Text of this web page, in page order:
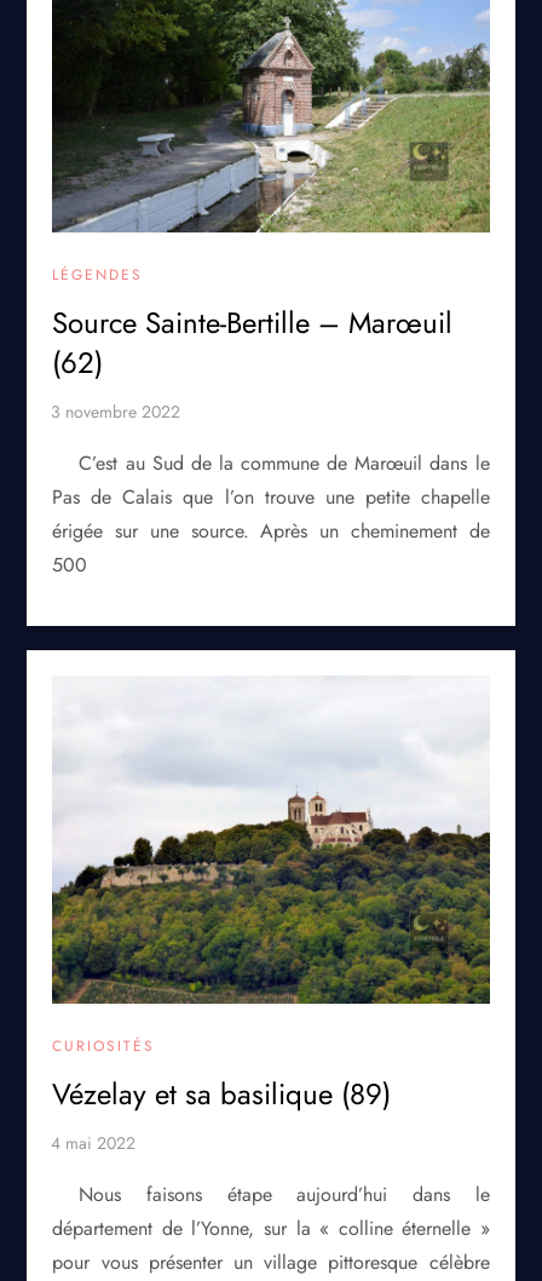
LÉGENDES
Source Sainte-Bertille – Marœuil
(62)
C’est au Sud de la commune de Marœuil dans le
Pas de Calais que l’on trouve une petite chapelle
érigée sur une source. Après un cheminement de
500
CURIOSITÉS
Vézelay et sa basilique (89)
Nous faisons étape aujourd’hui dans le
département de l’Yonne, sur la « colline éternelle »
pour vous présenter un village pittoresque célèbre